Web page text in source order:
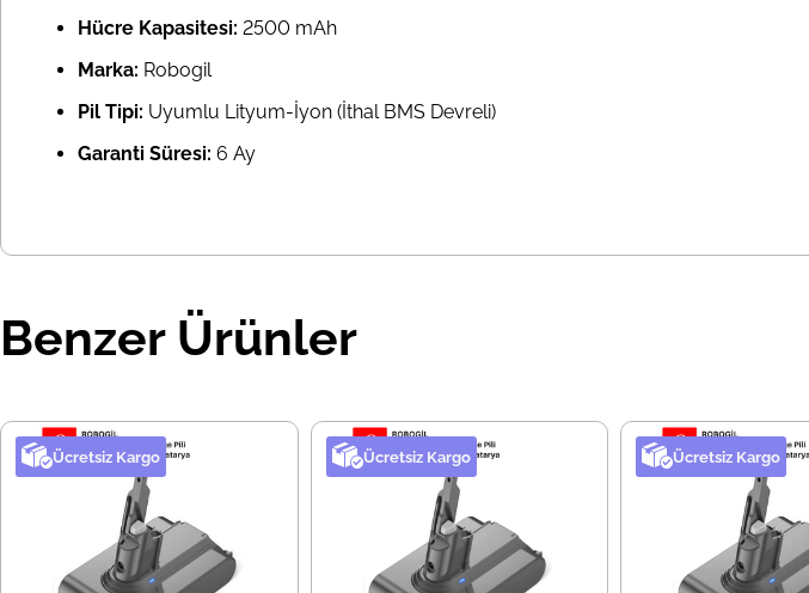
Hücre Kapasitesi: 2500 mAh
Marka: Robogil
Pil Tipi: Uyumlu Lityum-İyon (İthal BMS Devreli)
Garanti Süresi: 6 Ay
Benzer Ürünler
Ücretsiz Kargo Ücretsiz Kargo Ücretsiz Kargo